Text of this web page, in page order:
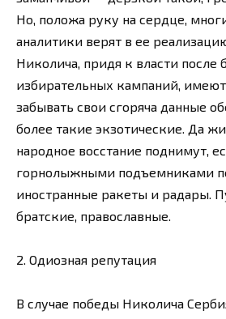
Но, положа руку на сердце,
аналитики верят в ее
Николича, придя к власти после
избирательных кампаний,
забывать свои сгоряча данные
более такие экзотические. Да
народное восстание поднимут,
горнолыжными подъемниками
иностранные ракеты и радары.
братские, православные.
2. Одиозная репутация
В случае победы Николича